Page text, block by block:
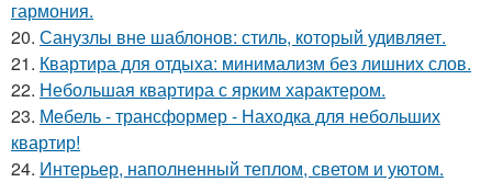
гармония.
20. Санузлы вне шаблонов: стиль, который удивляет.
21. Квартира для отдыха: минимализм без лишних слов.
22. Небольшая квартира с ярким характером.
23. Мебель - трансформер - Находка для небольших
квартир!
24. Интерьер, наполненный теплом, светом и уютом.